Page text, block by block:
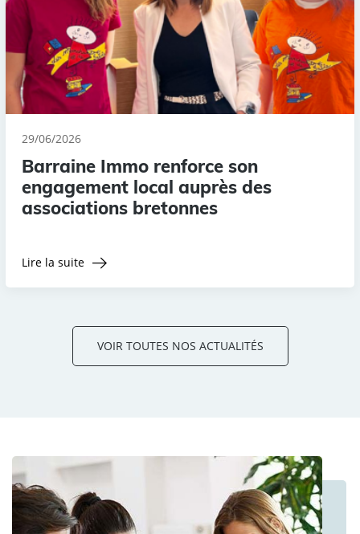
29/06/2026
Barraine Immo renforce son
engagement local auprès des
associations bretonnes
Lire la suite
VOIR TOUTES NOS ACTUALITÉS